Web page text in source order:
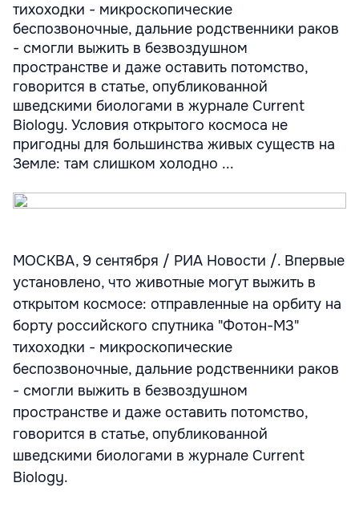
тихоходки - микроскопические
беспозвоночные, дальние родственники раков
- смогли выжить в безвоздушном
пространстве и даже оставить потомство,
говорится в статье, опубликованной
шведскими биологами в журнале Current
Biology. Условия открытого космоса не
пригодны для большинства живых существ на
Земле: там слишком холодно ...
МОСКВА, 9 сентября / РИА Новости /. Впервые
установлено, что животные могут выжить в
открытом космосе: отправленные на орбиту на
борту российского спутника "Фотон-М3"
тихоходки - микроскопические
беспозвоночные, дальние родственники раков
- смогли выжить в безвоздушном
пространстве и даже оставить потомство,
говорится в статье, опубликованной
шведскими биологами в журнале Current
Biology.